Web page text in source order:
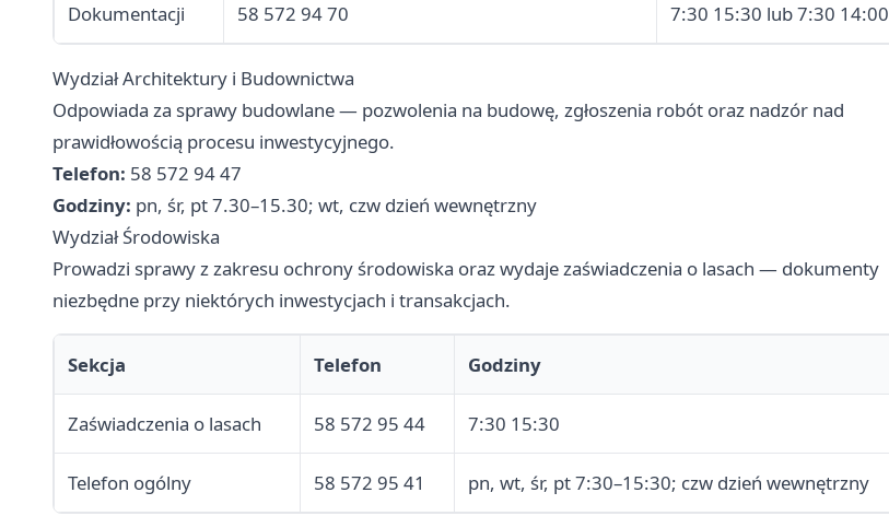
Dokumentacji 58 572 94 70 7:30 15:30 lub 7:30 14:00
Wydział Architektury i Budownictwa
Odpowiada za sprawy budowlane — pozwolenia na budowę, zgłoszenia robót oraz nadzór nad
prawidłowością procesu inwestycyjnego.
Telefon: 58 572 94 47
Godziny: pn, śr, pt 7.30–15.30; wt, czw dzień wewnętrzny
Wydział Środowiska
Prowadzi sprawy z zakresu ochrony środowiska oraz wydaje zaświadczenia o lasach — dokumenty
niezbędne przy niektórych inwestycjach i transakcjach.
Sekcja Telefon Godziny
Zaświadczenia o lasach 58 572 95 44 7:30 15:30
Telefon ogólny 58 572 95 41 pn, wt, śr, pt 7:30–15:30; czw dzień wewnętrzny